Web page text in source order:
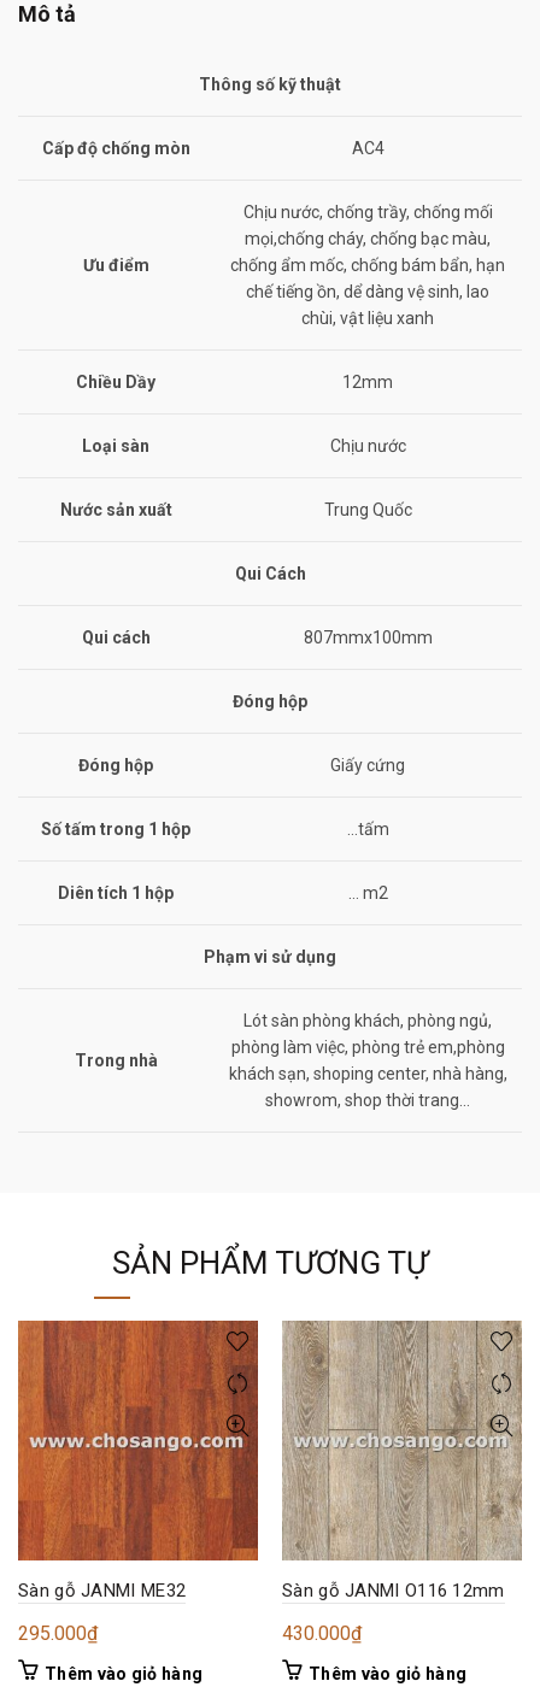
Mô tả
Thông số kỹ thuật
Cấp độ chống mòn AC4
Ưu điểm
Chịu nước, chống trầy, chống mối
mọi,chống cháy, chống bạc màu,
chống ẩm mốc, chống bám bẩn, hạn
chế tiếng ồn, dể dàng vệ sinh, lao
chùi, vật liệu xanh
Chiều Dầy 12mm
Loại sàn Chịu nước
Nước sản xuất Trung Quốc
Qui Cách
Qui cách 807mmx100mm
Đóng hộp
Đóng hộp Giấy cứng
Số tấm trong 1 hộp …tấm
Diên tích 1 hộp … m2
Phạm vi sử dụng
Trong nhà
Lót sàn phòng khách, phòng ngủ,
phòng làm việc, phòng trẻ em,phòng
khách sạn, shoping center, nhà hàng,
showrom, shop thời trang…
SẢN PHẨM TƯƠNG TỰ
Sàn gỗ JANMI ME32
295.000₫
Thêm vào giỏ hàng
Sàn gỗ JANMI O116 12mm
430.000₫
Thêm vào giỏ hàng